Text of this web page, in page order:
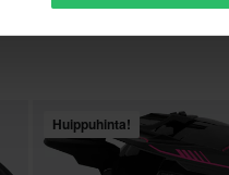
Lasten Haalari FXR CX
Huippuhinta!